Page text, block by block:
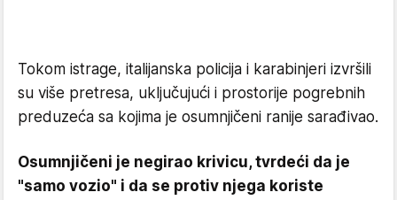
Tokom istrage, italijanska policija i karabinjeri izvršili
su više pretresa, uključujući i prostorije pogrebnih
preduzeća sa kojima je osumnjičeni ranije sarađivao.
Osumnjičeni je negirao krivicu, tvrdeći da je
"samo vozio" i da se protiv njega koriste